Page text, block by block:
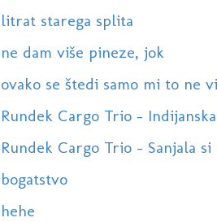
litrat starega splita
ne dam više pineze, jok
ovako se štedi samo mi to ne
Rundek Cargo Trio -
Rundek Cargo Trio - Sanjala
bogatstvo
hehe